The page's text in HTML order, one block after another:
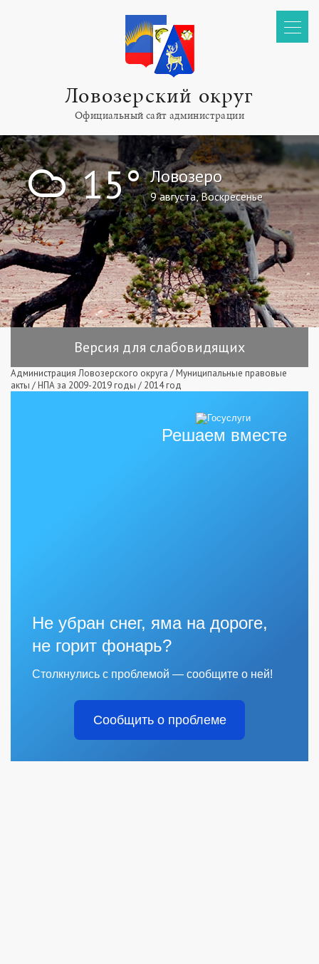
Ловозерский округ
Официальный сайт администрации
! 15° Ловозеро
9 августа, Воскресенье
Версия для слабовидящих
Администрация Ловозерского округа / Муниципальные правовые
акты / НПА за 2009-2019 годы / 2014 год
Решаем вместе
Не убран снег, яма на дороге,
не горит фонарь?
Столкнулись с проблемой — сообщите о ней!
Сообщить о проблеме